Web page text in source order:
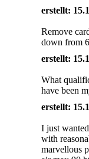
erstellt:
Remove
down from
erstellt:
What
have been
erstellt:
I just
with
marvellous